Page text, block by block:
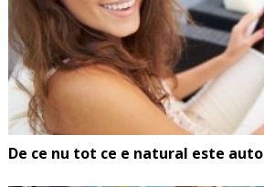
De ce nu tot ce e natural este